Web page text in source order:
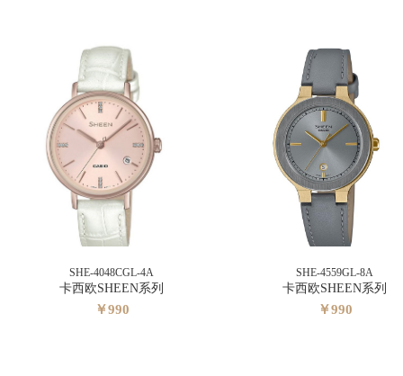
SHE-4048CGL-4A
卡西欧SHEEN系列
￥990
SHE-4559GL-8A
卡西欧SHEEN系列
￥990